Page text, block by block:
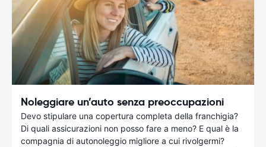
Noleggiare un’auto senza preoccupazioni
Devo stipulare una copertura completa della franchigia?
Di quali assicurazioni non posso fare a meno? E qual è la
compagnia di autonoleggio migliore a cui rivolgermi?